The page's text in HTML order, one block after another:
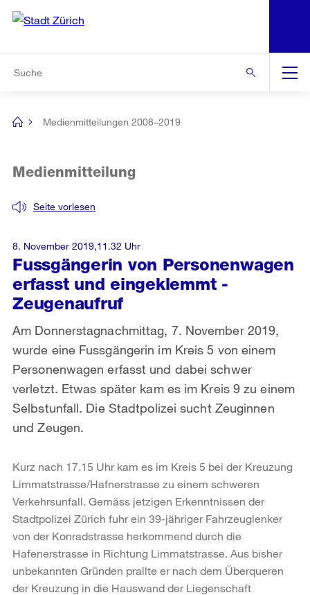
Navigation
[no
Medienmitteilungen 2008–2019
Fussgängerin von Personenwagen
erfasst und eingeklemmt -
Zeugenaufruf
Seite vorlesen
Medienmitteilung
Am Donnerstagnachmittag, 7. November 2019,
wurde eine Fussgängerin im Kreis 5 von einem
Personenwagen erfasst und dabei schwer
verletzt. Etwas später kam es im Kreis 9 zu einem
Selbstunfall. Die Stadtpolizei sucht Zeuginnen
und Zeugen.
8. November 2019,11.32 Uhr
Kurz nach 17.15 Uhr kam es im Kreis 5 bei der Kreuzung
Limmatstrasse/Hafnerstrasse zu einem schweren
Verkehrsunfall. Gemäss jetzigen Erkenntnissen der
Stadtpolizei Zürich fuhr ein 39-jähriger Fahrzeuglenker
von der Konradstrasse herkommend durch die
Hafenerstrasse in Richtung Limmatstrasse. Aus bisher
unbekannten Gründen prallte er nach dem Überqueren
der Kreuzung in die Hauswand der Liegenschaft